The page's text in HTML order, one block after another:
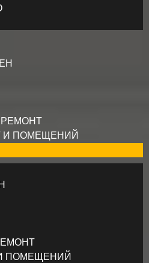
И ПОМЕЩЕНИЙ
ПОМЕЩЕНИЙ